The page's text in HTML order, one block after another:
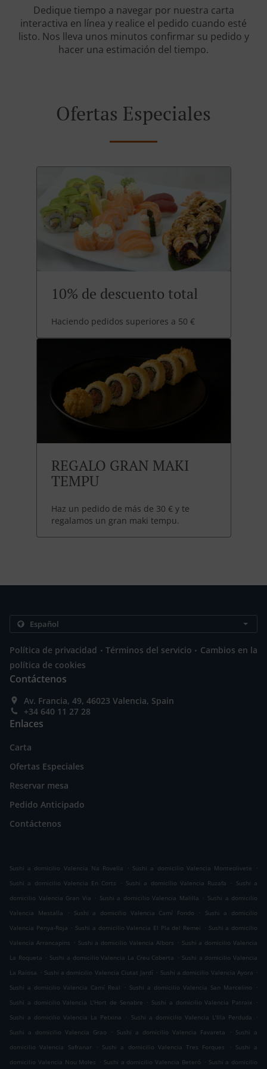
Dedique tiempo a navegar por nuestra carta
interactiva en línea y realice el pedido cuando esté
listo. Nos lleva unos minutos confirmar su pedido y
hacer una estimación del tiempo.
Ofertas Especiales
10% de descuento total
Haciendo pedidos superiores a 50 €
REGALO GRAN MAKI
TEMPU
Haz un pedido de más de 30 € y te
regalamos un gran maki tempu.
Política de privacidad . Términos del servicio . Cambios en la
política de cookies
Contáctenos
Av. Francia, 49, 46023 Valencia, Spain
+34 640 11 27 28
Enlaces
Carta
Ofertas Especiales
Reservar mesa
Pedido Anticipado
Contáctenos
Sushi a domicilio Valencia Na Rovella . Sushi a domicilio Valencia Monteolivete
.
Sushi a domicilio Valencia En Corts
. Sushi a domicilio Valencia Ruzafa . Sushi a
domicilio Valencia Gran Via . Sushi a domicilio Valencia Malilla . Sushi a domicilio
Valencia Mestalla
. Sushi a domicilio Valencia Camí Fondo .
Sushi a domicilio
Valencia Penya-Roja . Sushi a domicilio Valencia El Pla del Remei . Sushi a domicilio
Valencia Arrancapins . Sushi a domicilio Valencia Albors . Sushi a domicilio Valencia
La Roqueta . Sushi a domicilio Valencia La Creu Coberta . Sushi a domicilio Valencia
La Raiosa . Sushi a domicilio Valencia Ciutat Jardí . Sushi a domicilio Valencia Ayora .
Sushi a domicilio Valencia Camí Real
. Sushi a domicilio Valencia San Marcelino
.
Sushi a domicilio Valencia L'Hort de Senabre . Sushi a domicilio Valencia Patraix .
Sushi a domicilio Valencia La Petxina
. Sushi a domicilio Valencia L'Illa Perduda
.
Sushi a domicilio Valencia Grao
. Sushi a domicilio Valencia Favareta . Sushi a
domicilio Valencia Safranar
. Sushi a domicilio Valencia Tres Forques . Sushi a
domicilio Valencia Nou Moles . Sushi a domicilio Valencia Beteró . Sushi a domicilio